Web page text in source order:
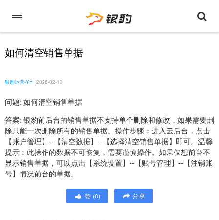
如何清空销售单据
银豹运营-YF 2026-02-13
问题: 如何清空销售单据
答案: 银豹前后台的销售单据不支持单个删除和修改，如果需要删
除只能一次删除所有的销售单据。操作步骤：进入云后台，点击
【账户管理】--【清空数据】--【选择清空销售单据】即可。温馨
提示：此操作的数据不可恢复，需要谨慎操作。如果仅想前台不
显示销售单据，可以点击【系统设置】--【账号管理】--【注销账
号】情况前台的单据。
赞 (0) 分享